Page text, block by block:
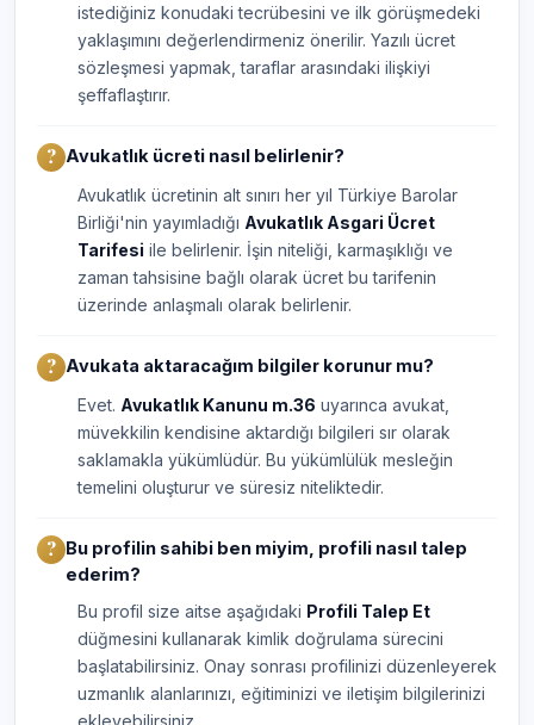
istediğiniz konudaki tecrübesini ve ilk görüşmedeki
yaklaşımını değerlendirmeniz önerilir. Yazılı ücret
sözleşmesi yapmak, taraflar arasındaki ilişkiyi
şeffaflaştırır.
Avukatlık ücreti nasıl belirlenir?
Avukatlık ücretinin alt sınırı her yıl Türkiye Barolar
Birliği'nin yayımladığı Avukatlık Asgari Ücret
Tarifesi ile belirlenir. İşin niteliği, karmaşıklığı ve
zaman tahsisine bağlı olarak ücret bu tarifenin
üzerinde anlaşmalı olarak belirlenir.
Avukata aktaracağım bilgiler korunur mu?
Evet. Avukatlık Kanunu m.36 uyarınca avukat,
müvekkilin kendisine aktardığı bilgileri sır olarak
saklamakla yükümlüdür. Bu yükümlülük mesleğin
temelini oluşturur ve süresiz niteliktedir.
Bu profilin sahibi ben miyim, profili nasıl talep
ederim?
Bu profil size aitse aşağıdaki Profili Talep Et
düğmesini kullanarak kimlik doğrulama sürecini
başlatabilirsiniz. Onay sonrası profilinizi düzenleyerek
uzmanlık alanlarınızı, eğitiminizi ve iletişim bilgilerinizi
ekleyebilirsiniz.